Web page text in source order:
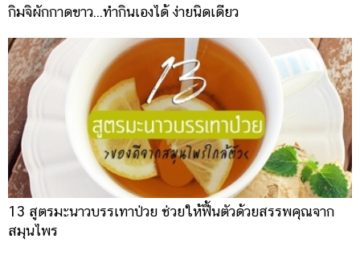
กิมจิผักกาดขาว...ทำกินเองได้ ง่ายนิดเดียว
13 สูตรมะนาวบรรเทาป่วย ช่วยให้ฟื้นตัวด้วยสรรพคุณจาก
สมุนไพร